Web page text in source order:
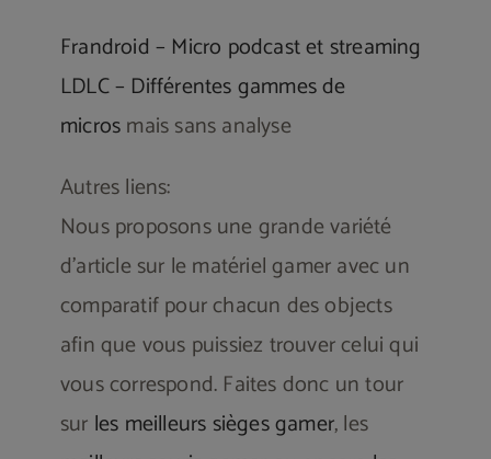
Frandroid – Micro podcast et streaming
LDLC – Différentes gammes de
microsmais sans analyse
Autres liens:
Nous proposons une grande variété
d’article sur le matériel gamer avec un
comparatif pour chacun des objects
afin que vous puissiez trouver celui qui
vous correspond. Faites donc un tour
sur les meilleurs sièges gamer, les